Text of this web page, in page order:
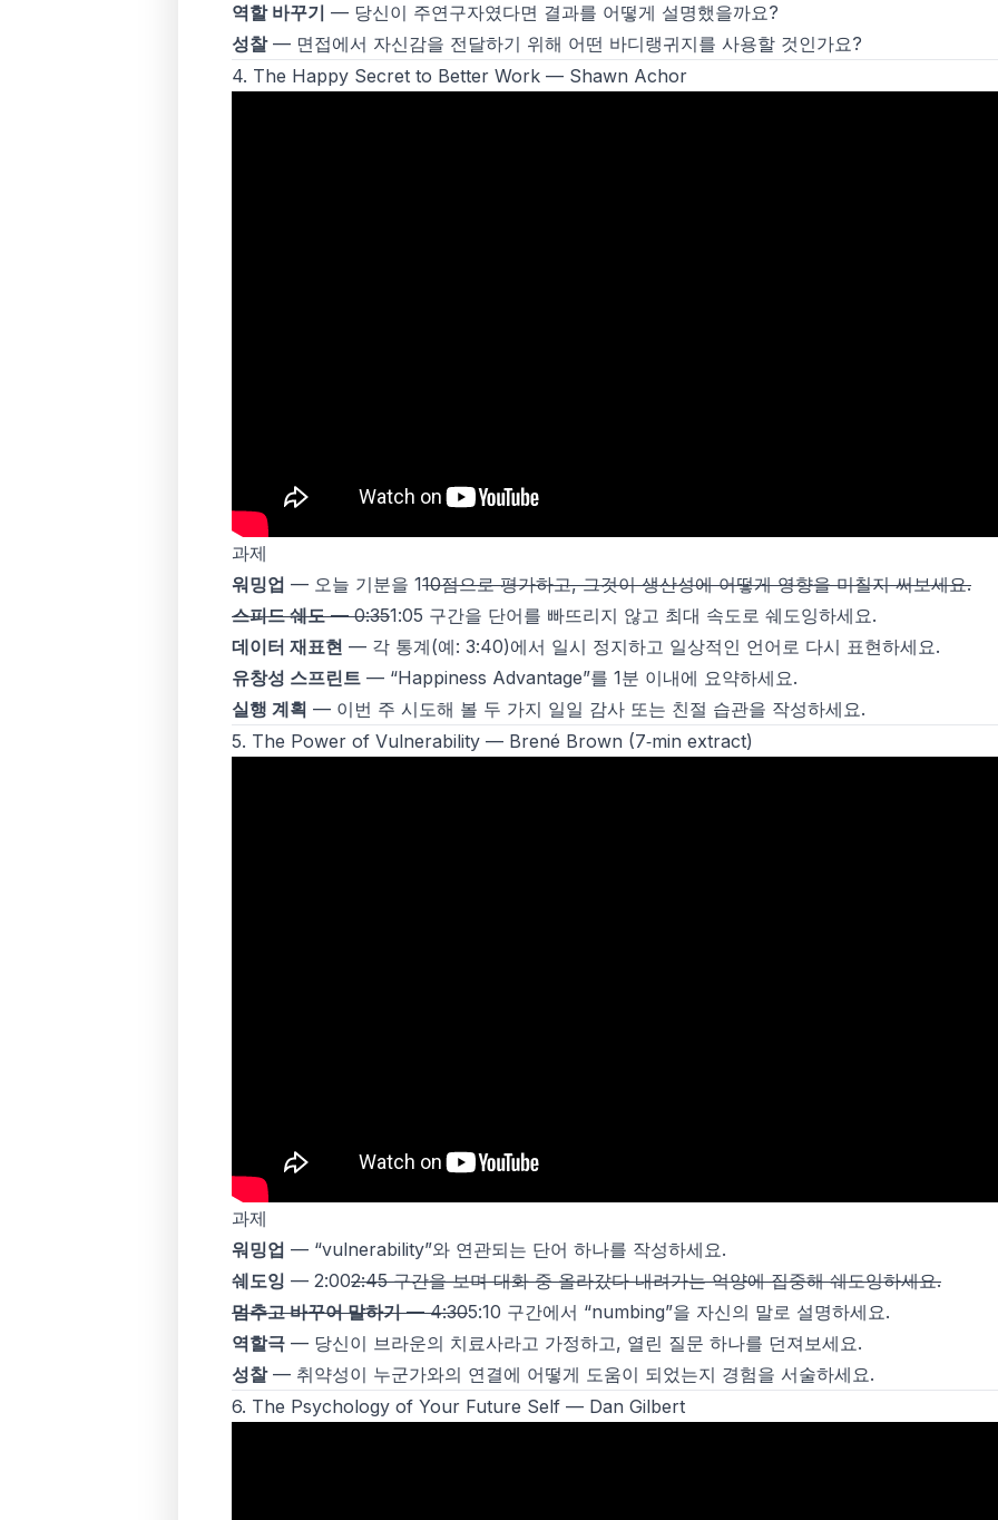
역할 바꾸기 — 당신이 주연구자였다면 결과를 어떻게 설명했을까요?
성찰— 면접에서 자신감을 전달하기 위해 어떤 바디랭귀지를 사용할 것인가요?
4. The Happy Secret to Better Work — Shawn Achor
과제
워밍업 — 오늘 기분을 110점으로 평가하고, 그것이 생산성에 어떻게 영향을 미칠지 써보세요.
스피드 쉐도— 0:351:05 구간을 단어를 빠뜨리지 않고 최대 속도로 쉐도잉하세요.
데이터 재표현 — 각 통계(예: 3:40)에서 일시 정지하고 일상적인 언어로 다시 표현하세요.
유창성 스프린트 — “Happiness Advantage”를 1분 이내에 요약하세요.
실행 계획 — 이번 주 시도해 볼 두 가지 일일 감사 또는 친절 습관을 작성하세요.
5. The Power of Vulnerability — Brené Brown (7‑min extract)
과제
워밍업 — “vulnerability”와 연관되는 단어 하나를 작성하세요.
쉐도잉 — 2:002:45 구간을 보며 대화 중 올라갔다 내려가는 억양에 집중해 쉐도잉하세요.
멈추고 바꾸어 말하기— 4:305:10 구간에서 “numbing”을 자신의 말로 설명하세요.
역할극 — 당신이 브라운의 치료사라고 가정하고, 열린 질문 하나를 던져보세요.
성찰— 취약성이 누군가와의 연결에 어떻게 도움이 되었는지 경험을 서술하세요.
6. The Psychology of Your Future Self — Dan Gilbert